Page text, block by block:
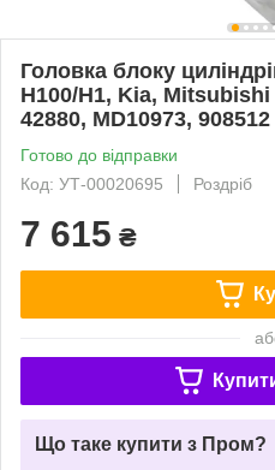
Головка блоку
H100/H1, Kia, Mitsubishi
42880, MD10973, 908512
Готово до відправки
Код: УТ-00020695
Роздріб
7 615 ₴
Що таке купити з Пром?